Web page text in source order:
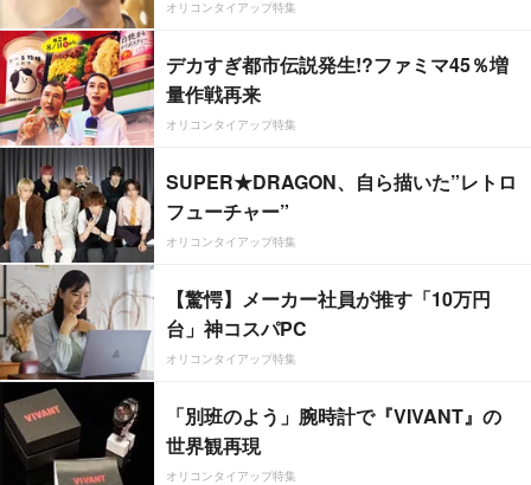
オリコンタイアップ特集
デカすぎ都市伝説発生!?ファミマ45％増
量作戦再来
オリコンタイアップ特集
SUPER★DRAGON、自ら描いた”レトロ
フューチャー”
オリコンタイアップ特集
【驚愕】メーカー社員が推す「10万円
台」神コスパPC
オリコンタイアップ特集
「別班のよう」腕時計で『VIVANT』の
世界観再現
オリコンタイアップ特集